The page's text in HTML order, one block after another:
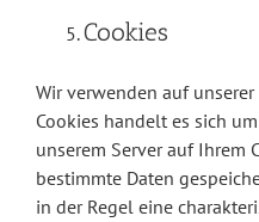
Cookies
Wir verwenden auf
Cookies handelt es sich
unserem Server auf Ihrem
bestimmte Daten
in der Regel eine